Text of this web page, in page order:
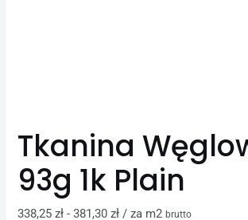
Tkanina
93g 1k Plain
338,25zł -381,30zł / za m2brutto